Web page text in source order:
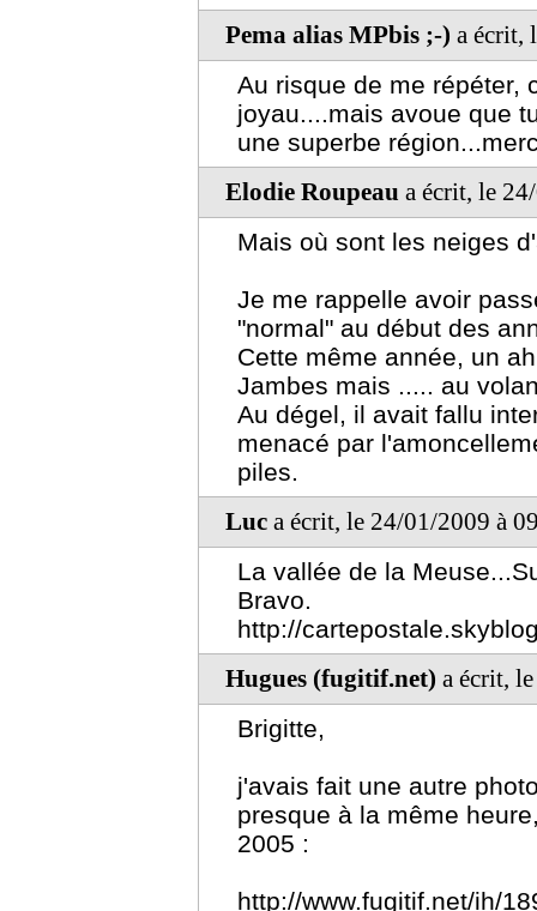
Pema alias MPbis ;-) a écrit,
Au risque de me répéter,
joyau....mais avoue que
une superbe
Elodie Roupeau a écrit, le
Mais où sont les neiges
Je me rappelle avoir
"normal" au début des
Cette même année, un
Jambes mais ..... au
Au dégel, il avait fallu
menacé par
piles.
Luc a écrit, le 24/01/2009 à
La vallée de la
Bravo.
http://
Hugues (fugitif.net) a écrit,
Brigitte,
j'avais fait une autre
presque à la même
2005 :
http://www.fugitif.net/ih/